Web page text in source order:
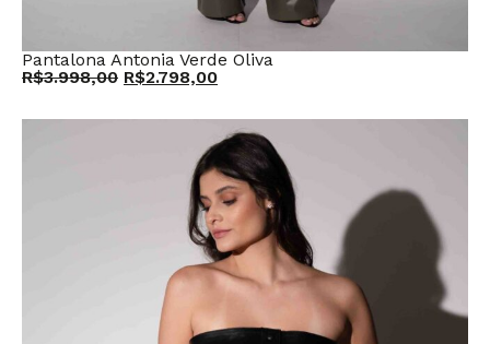
Pantalona Antonia Verde Oliva
R$3.998,00 R$2.798,00